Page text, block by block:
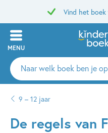
Vind het
MENU
Zoeken
naar
auteurs
uitgevers
9 – 12 jaar
De regels van